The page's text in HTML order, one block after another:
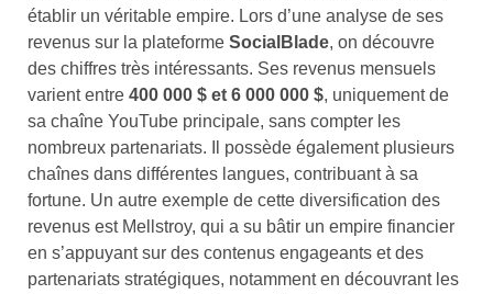
établir un véritable empire. Lors d’une analyse de ses
revenus sur la plateforme SocialBlade, on découvre
des chiffres très intéressants. Ses revenus mensuels
varient entre 400 000 $ et 6 000 000 $, uniquement de
sa chaîne YouTube principale, sans compter les
nombreux partenariats. Il possède également plusieurs
chaînes dans différentes langues, contribuant à sa
fortune. Un autre exemple de cette diversification des
revenus est Mellstroy, qui a su bâtir un empire financier
en s’appuyant sur des contenus engageants et des
partenariats stratégiques, notamment en découvrant les